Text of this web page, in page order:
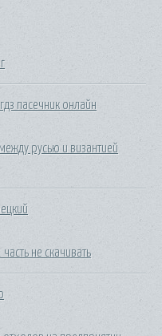
пасечник онлайн
русью и византией
не скачивать